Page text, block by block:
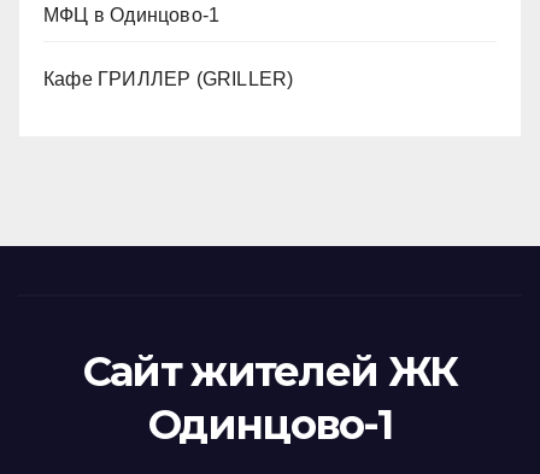
МФЦ в Одинцово-1
Кафе ГРИЛЛЕР (GRILLER)
Сайт жителей ЖК
Одинцово-1